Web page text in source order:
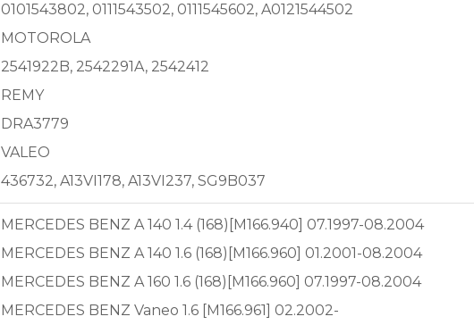
0101543802, 0111543502, 0111545602, A0121544502
MOTOROLA
2541922B, 2542291A, 2542412
REMY
DRA3779
VALEO
436732, A13VI178, A13VI237, SG9B037
MERCEDES BENZ A 140 1.4 (168)[M166.940] 07.1997-08.2004
MERCEDES BENZ A 140 1.6 (168)[M166.960] 01.2001-08.2004
MERCEDES BENZ A 160 1.6 (168)[M166.960] 07.1997-08.2004
MERCEDES BENZ Vaneo 1.6 [M166.961] 02.2002-